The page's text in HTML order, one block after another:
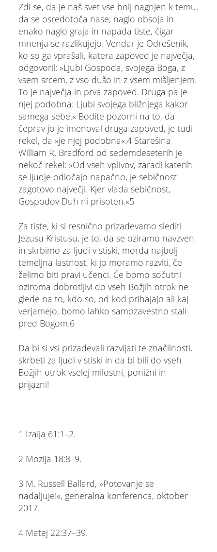
Zdi se, da je naš svet vse bolj nagnjen k temu,
da se osredotoča nase, naglo obsoja in
enako naglo graja in napada tiste, čigar
mnenja se razlikujejo. Vendar je Odrešenik,
ko so ga vprašali, katera zapoved je največja,
odgovoril: »Ljubi Gospoda, svojega Boga, z
vsem srcem, z vso dušo in z vsem mišljenjem.
To je največja in prva zapoved. Druga pa je
njej podobna: Ljubi svojega bližnjega kakor
samega sebe.« Bodite pozorni na to, da
čeprav jo je imenoval druga zapoved, je tudi
rekel, da »je njej podobna«.4 Starešina
William R. Bradford od sedemdeseterih je
nekoč rekel: »Od vseh vplivov, zaradi katerih
se ljudje odločajo napačno, je sebičnost
zagotovo največji. Kjer vlada sebičnost,
Gospodov Duh ni prisoten.«5
Za tiste, ki si resnično prizadevamo slediti
Jezusu Kristusu, je to, da se oziramo navzven
in skrbimo za ljudi v stiski, morda najbolj
temeljna lastnost, ki jo moramo razviti, če
želimo biti pravi učenci. Če bomo sočutni
oziroma dobrotljivi do vseh Božjih otrok ne
glede na to, kdo so, od kod prihajajo ali kaj
verjamejo, bomo lahko samozavestno stali
pred Bogom.6
Da bi si vsi prizadevali razvijati te značilnosti,
skrbeti za ljudi v stiski in da bi bili do vseh
Božjih otrok vselej milostni, ponižni in
prijazni!
1 Izaija 61:1–2.
2 Mozija 18:8–9.
3 M. Russell Ballard, »Potovanje se
nadaljuje!«, generalna konferenca, oktober
2017.
4 Matej 22:37–39.